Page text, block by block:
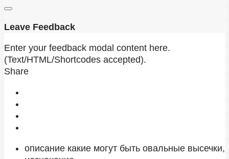
Leave Feedback
Enter your feedback modal content here.
(Text/HTML/Shortcodes accepted).
Share
описание какие могут быть овальные высечки,